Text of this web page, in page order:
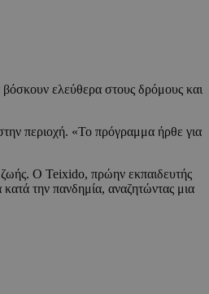
ελεύθερα στους δρόμους και
περιοχή. «Το πρόγραμμα ήρθε για
Ο Teixido, πρώην εκπαιδευτής
την πανδημία, αναζητώντας μια